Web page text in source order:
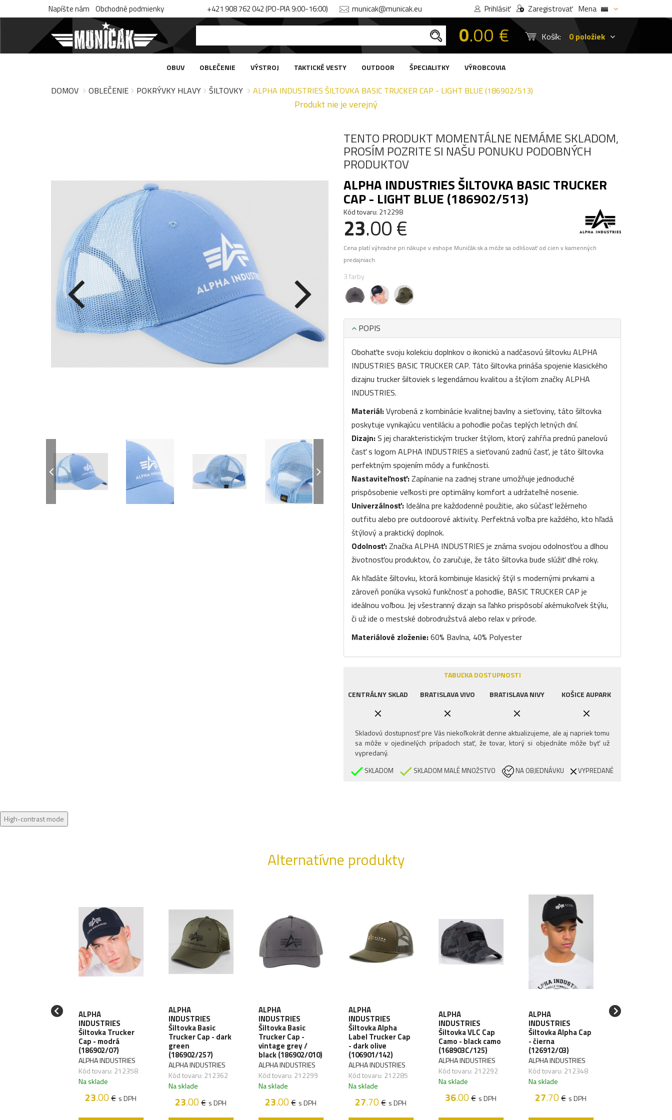
Napíšte nám Obchodné podmienky +421 908 762 042 (PO-PIA 9:00-16:00) municak@municak.eu Prihlásiť Zaregistrovať Mena
0.00 € Košík: 0 položiek
OBUV OBLEČENIE VÝSTROJ TAKTICKÉ VESTY OUTDOOR ŠPECIALITKY VÝROBCOVIA
DOMOV OBLEČENIE POKRÝVKY HLAVY ŠILTOVKY ALPHA INDUSTRIES ŠILTOVKA BASIC TRUCKER CAP - LIGHT BLUE (186902/513)
Produkt nie je verejný
TENTO PRODUKT MOMENTÁLNE NEMÁME SKLADOM,
PROSÍM POZRITE SI NAŠU PONUKU PODOBNÝCH
PRODUKTOV
ALPHA INDUSTRIES ŠILTOVKA BASIC TRUCKER
CAP - LIGHT BLUE (186902/513)
Kód tovaru: 212298
23.00 €
Cena platí výhradne pri nákupe v eshope Muničák.sk a môže sa odlišovať od cien v kamenných
predajniach.
3 farby
POPIS
Obohaťte svoju kolekciu doplnkov o ikonickú a nadčasovú šiltovku ALPHA
INDUSTRIES BASIC TRUCKER CAP. Táto šiltovka prináša spojenie klasického
dizajnu trucker šiltoviek s legendárnou kvalitou a štýlom značky ALPHA
INDUSTRIES.
Materiál:Vyrobená z kombinácie kvalitnej bavlny a sieťoviny, táto šiltovka
poskytuje vynikajúcu ventiláciu a pohodlie počas teplých letných dní.
Dizajn:S jej charakteristickým trucker štýlom, ktorý zahŕňa prednú panelovú
časť s logom ALPHA INDUSTRIES a sieťovanú zadnú časť, je táto šiltovka
perfektným spojením módy a funkčnosti.
Nastaviteľnosť:Zapínanie na zadnej strane umožňuje jednoduché
prispôsobenie veľkosti pre optimálny komfort a udržateľné nosenie.
Univerzálnosť: Ideálna pre každodenné použitie, ako súčasť ležérneho
outfitu alebo pre outdoorové aktivity. Perfektná voľba pre každého, kto hľadá
štýlový a praktický doplnok.
Odolnosť:Značka ALPHA INDUSTRIES je známa svojou odolnosťou a dlhou
životnosťou produktov, čo zaručuje, že táto šiltovka bude slúžiť dlhé roky.
Ak hľadáte šiltovku, ktorá kombinuje klasický štýl s modernými prvkami a
zároveň ponúka vysokú funkčnosť a pohodlie, BASIC TRUCKER CAP je
ideálnou voľbou. Jej všestranný dizajn sa ľahko prispôsobí akémukoľvek štýlu,
či už ide o mestské dobrodružstvá alebo relax v prírode.
Materiálové zloženie:60% Bavlna, 40% Polyester
TABUĽKA DOSTUPNOSTI
CENTRÁLNY SKLAD
BRATISLAVA VIVO BRATISLAVA NIVY KOŠICE AUPARK
Skladovú dostupnosť pre Vás niekoľkokrát denne aktualizujeme, ale aj napriek tomu
sa môže v ojedinelých prípadoch stať, že tovar, ktorý si objednáte môže byť už
vypredaný.
SKLADOM SKLADOM MALÉ MNOŽSTVO NA OBJEDNÁVKU VYPREDANÉ
High-contrast mode
Alternatívne produkty
ALPHA
INDUSTRIES
Šiltovka Trucker
Cap - modrá
(186902/07)
ALPHA INDUSTRIES
Kód tovaru: 212358
Na sklade
23.00€ s DPH
ALPHA
INDUSTRIES
Šiltovka Basic
Trucker Cap - dark
green
(186902/257)
ALPHA INDUSTRIES
Kód tovaru: 212362
Na sklade
23.00€ s DPH
ALPHA
INDUSTRIES
Šiltovka Basic
Trucker Cap -
vintage grey /
black (186902/010)
ALPHA INDUSTRIES
Kód tovaru: 212299
Na sklade
23.00€ s DPH
ALPHA
INDUSTRIES
Šiltovka Alpha
Label Trucker Cap
- dark olive
(106901/142)
ALPHA INDUSTRIES
Kód tovaru: 212285
Na sklade
27.70€ s DPH
ALPHA
INDUSTRIES
Šiltovka VLC Cap
Camo - black camo
(168903C/125)
ALPHA INDUSTRIES
Kód tovaru: 212292
Na sklade
36.00€ s DPH
ALPHA
INDUSTRIES
Šiltovka Alpha Cap
- čierna
(126912/03)
ALPHA INDUSTRIES
Kód tovaru: 212348
Na sklade
27.70€ s DPH
ALPHA